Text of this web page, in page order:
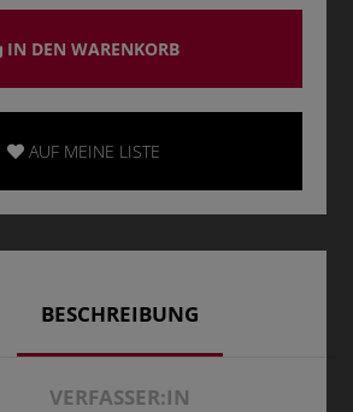
IN DEN WARENKORB
AUF MEINE LISTE
BESCHREIBUNG
VERFASSER:IN